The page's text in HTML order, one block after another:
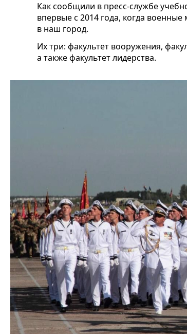
Как сообщили в пресс-службе
впервые с 2014 года, когда
в наш город.
Их три: факультет вооружения,
а также факультет лидерства.